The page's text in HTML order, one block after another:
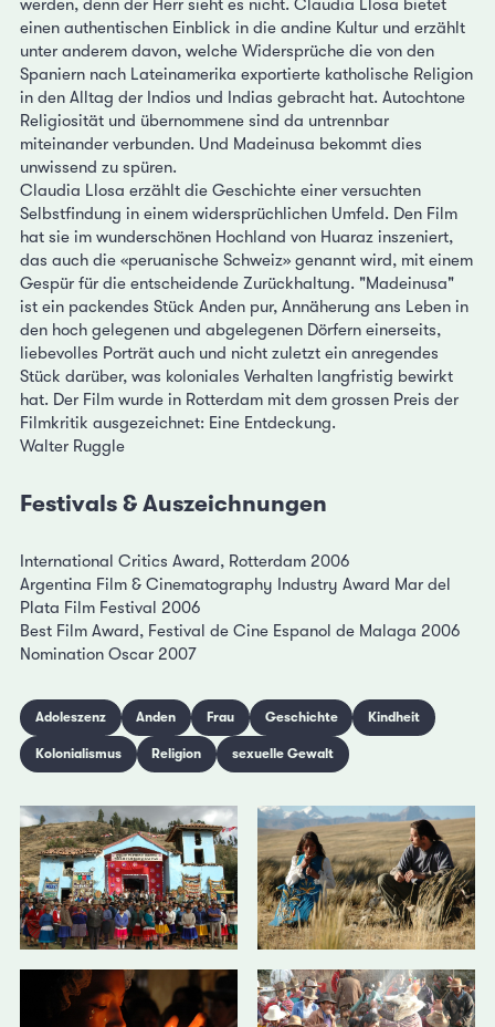
werden, denn der Herr sieht es nicht. Claudia Llosa bietet
einen authentischen Einblick in die andine Kultur und erzählt
unter anderem davon, welche Widersprüche die von den
Spaniern nach Lateinamerika exportierte katholische Religion
in den Alltag der Indios und Indias gebracht hat. Autochtone
Religiosität und übernommene sind da untrennbar
miteinander verbunden. Und Madeinusa bekommt dies
unwissend zu spüren.
Claudia Llosa erzählt die Geschichte einer versuchten
Selbstfindung in einem widersprüchlichen Umfeld. Den Film
hat sie im wunderschönen Hochland von Huaraz inszeniert,
das auch die «peruanische Schweiz» genannt wird, mit einem
Gespür für die entscheidende Zurückhaltung. "Madeinusa"
ist ein packendes Stück Anden pur, Annäherung ans Leben in
den hoch gelegenen und abgelegenen Dörfern einerseits,
liebevolles Porträt auch und nicht zuletzt ein anregendes
Stück darüber, was koloniales Verhalten langfristig bewirkt
hat. Der Film wurde in Rotterdam mit dem grossen Preis der
Filmkritik ausgezeichnet: Eine Entdeckung.
Walter Ruggle
Festivals & Auszeichnungen
International Critics Award, Rotterdam 2006
Argentina Film & Cinematography Industry Award Mar del
Plata Film Festival 2006
Best Film Award, Festival de Cine Espanol de Malaga 2006
Nomination Oscar 2007
Adoleszenz Anden Frau Geschichte Kindheit
Kolonialismus Religion sexuelle Gewalt